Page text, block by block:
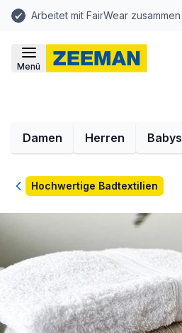
Arbeitet mit FairWear zusammen
Menü
Damen Herren Babys
ZurückHochwertige Badtextilien